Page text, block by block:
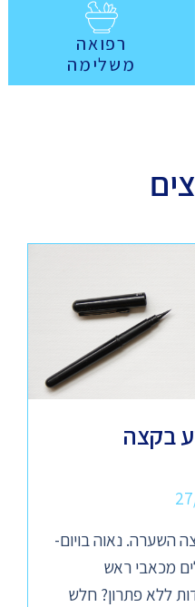
רפואה
משלימה
בקצה
השערה. נאוה בויום-
מכאבי ראש
ללא פתרון? חלש